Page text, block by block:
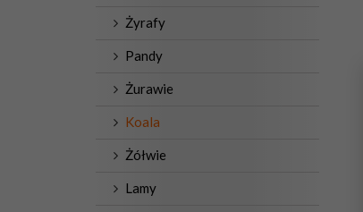
Żyrafy
Pandy
Żurawie
Koala
Żółwie
Lamy